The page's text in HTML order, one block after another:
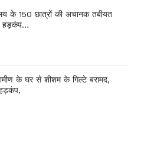
के 150 छात्रों की अचानक तबीयत
हड़कंप…
के घर से शीशम के गिल्टे बरामद,